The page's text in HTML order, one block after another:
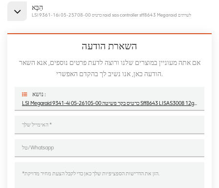
הַבָּא
LSI 9361-16i 05-25708-00 כרטיס raid sas controller sff8643 Megaraid לשרתים
השארת הודעה
אם אתה מעוניין במוצרים שלנו ורוצה לדעת פרטים נוספים, אנא השאר
הודעה כאן, אנו נשיב לך בהקדם האפשרי.
נושא :
LSI Megaraid 9341-4i 05-26105-00 כרטיס בקר פשיטה Sff8643 LISAS3008 12gb/s